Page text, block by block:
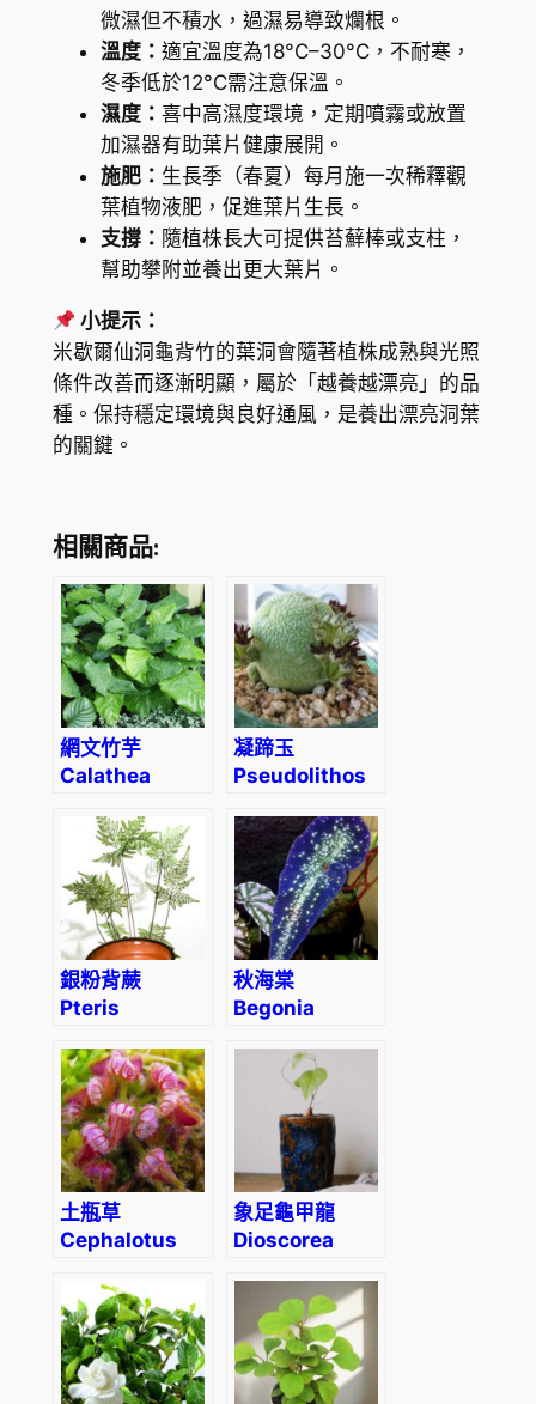
微濕但不積水，過濕易導致爛根。
溫度： 適宜溫度為18°C–30°C，不耐寒，
冬季低於12°C需注意保溫。
濕度： 喜中高濕度環境，定期噴霧或放置
加濕器有助葉片健康展開。
施肥： 生長季（春夏）每月施一次稀釋觀
葉植物液肥，促進葉片生長。
支撐： 隨植株長大可提供苔蘚棒或支柱，
幫助攀附並養出更大葉片。
小提示：
米歇爾仙洞龜背竹的葉洞會隨著植株成熟與光照
條件改善而逐漸明顯，屬於「越養越漂亮」的品
種。保持穩定環境與良好通風，是養出漂亮洞葉
的關鍵。
相關商品:
網文竹芋
Calathea
‘Network’
凝蹄玉
Pseudolithos
銀粉背蕨
Pteris
秋海棠
Begonia
土瓶草
Cephalotus
象足龜甲龍
Dioscorea
(elephant’s
foot vine)